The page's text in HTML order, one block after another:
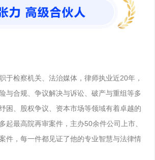
于检察机关、法治媒体，律师执业近20年，
与合规、争议解决与诉讼、破产与重组等多
困、股权争议、资本市场等领域有着卓越的
起最高院再审案件，主办50余件公司上市、
件，每一件都见证了他的专业智慧与法律情